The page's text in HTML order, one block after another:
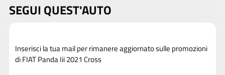
SEGUI QUEST'AUTO
Inserisci la tua mail per rimanere aggiornato sulle promozioni
di FIAT Panda Iii 2021 Cross